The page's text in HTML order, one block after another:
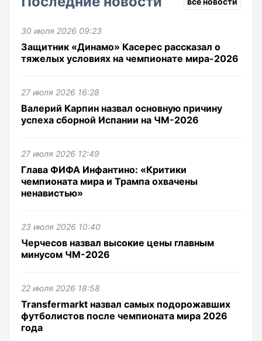
30 июля 2026 09:23
Защитник «Динамо» Касерес рассказал о
тяжелых условиях на чемпионате мира-2026
27 июля 2026 16:28
Валерий Карпин назвал основную причину
успеха сборной Испании на ЧМ-2026
27 июля 2026 12:49
Глава ФИФА Инфантино: «Критики
чемпионата мира и Трампа охвачены
ненавистью»
23 июля 2026 10:40
Черчесов назвал высокие цены главным
минусом ЧМ-2026
22 июля 2026 18:58
Transfermarkt назвал самых подорожавших
футболистов после чемпионата мира 2026
года